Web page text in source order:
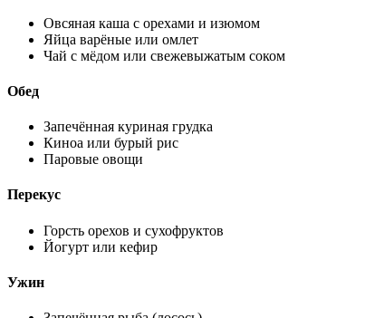
Овсяная каша с орехами и изюмом
Яйца варёные или омлет
Чай с мёдом или свежевыжатым соком
Обед
Запечённая куриная грудка
Киноа или бурый рис
Паровые овощи
Перекус
Горсть орехов и сухофруктов
Йогурт или кефир
Ужин